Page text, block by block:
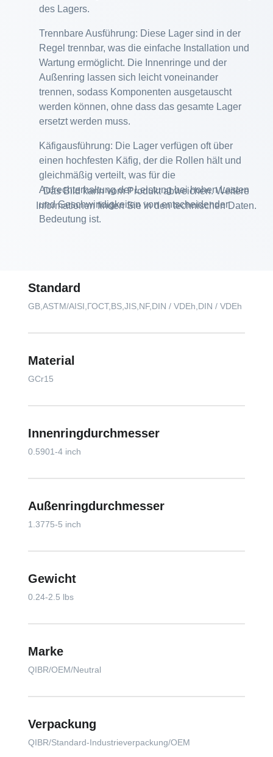
Das Bild kann vom Produkt abweichen. Weitere
Informationen finden Sie in den technischen Daten.
des Lagers.
Trennbare Ausführung: Diese Lager sind in der
Regel trennbar, was die einfache Installation und
Wartung ermöglicht. Die Innenringe und der
Außenring lassen sich leicht voneinander
trennen, sodass Komponenten ausgetauscht
werden können, ohne dass das gesamte Lager
ersetzt werden muss.
Käfigausführung: Die Lager verfügen oft über
einen hochfesten Käfig, der die Rollen hält und
gleichmäßig verteilt, was für die
Aufrechterhaltung der Leistung bei hohen Lasten
und Geschwindigkeiten von entscheidender
Bedeutung ist.
Standard
GB,ASTM/AISI,ГОСТ,BS,JIS,NF,DIN / VDEh,DIN / VDEh
Material
GCr15
Innenringdurchmesser
0.5901-4 inch
Außenringdurchmesser
1.3775-5 inch
Gewicht
0.24-2.5 lbs
Marke
QIBR/OEM/Neutral
Verpackung
QIBR/Standard-Industrieverpackung/OEM